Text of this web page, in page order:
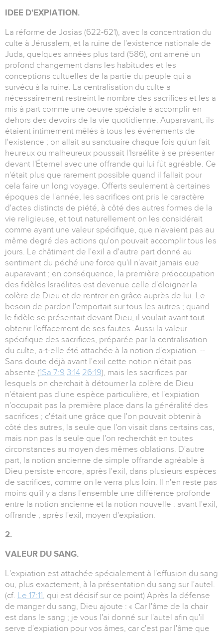
IDEE D'EXPIATION.
La réforme de Josias (622-621), avec la concentration du
culte à Jérusalem, et la ruine de l'existence nationale de
Juda, quelques années plus tard (586), ont amené un
profond changement dans les habitudes et les
conceptions cultuelles de la partie du peuple qui a
survécu à la ruine. La centralisation du culte a
nécessairement restreint le nombre des sacrifices et les a
mis à part comme une oeuvre spéciale à accomplir en
dehors des devoirs de la vie quotidienne. Auparavant, ils
étaient intimement mêlés à tous les événements de
l'existence ; on allait au sanctuaire chaque fois qu'un fait
heureux ou malheureux poussait l'Israélite à se présenter
devant l'Éternel avec une offrande qui lui fût agréable. Ce
n'était plus que rarement possible quand il fallait pour
cela faire un long voyage. Offerts seulement à certaines
époques de l'année, les sacrifices ont pris le caractère
d'actes distincts de piété, à côté des autres formes de la
vie religieuse, et tout naturellement on les considérait
comme ayant une valeur spécifique, que n'avaient pas au
même degré des actions qu'on pouvait accomplir tous les
jours. Le châtiment de l'exil a d'autre part donné au
sentiment du péché une force qu'il n'avait jamais eue
auparavant ; en conséquence, la première préoccupation
des fidèles Israélites est devenue celle d'éloigner la
colère de Dieu et de rentrer en grâce auprès de lui. Le
besoin de pardon l'emportait sur tous les autres ; quand
le fidèle se présentait devant Dieu, il voulait avant tout
obtenir l'effacement de ses fautes. Aussi la valeur
spécifique des sacrifices, préparée par la centralisation
du culte, a-t-elle été attachée à la notion d'expiation. --
Sans doute déjà avant l'exil cette notion n'était pas
absente (1Sa 7:9 3:14 26:19), mais les sacrifices par
lesquels on cherchait à détourner la colère de Dieu
n'étaient pas d'une espèce particulière, et l'expiation
n'occupait pas la première place dans la généralité des
sacrifices ; c'était une grâce que l'on pouvait obtenir à
côté des autres, la seule que l'on visait dans certains cas,
mais non pas la seule que l'on recherchât en toutes
circonstances au moyen des mêmes oblations. D'autre
part, la notion ancienne de simple offrande agréable à
Dieu persiste encore, après l'exil, dans plusieurs espèces
de sacrifices, comme on le verra plus loin. Il n'en reste pas
moins qu'il y a dans l'ensemble une différence profonde
entre la notion ancienne et la notion nouvelle : avant l'exil,
offrande ; après l'exil, moyen d'expiation.
2.
VALEUR DU SANG.
L'expiation est attachée spécialement à l'effusion du sang
ou, plus exactement, à la présentation du sang sur l'autel.
(cf. Le 17:11, qui est décisif sur ce point) Après la défense
de manger du sang, Dieu ajoute : « Car l'âme de la chair
est dans le sang ; je vous l'ai donné sur l'autel afin qu'il
serve d'expiation pour vos âmes, car c'est par l'âme que